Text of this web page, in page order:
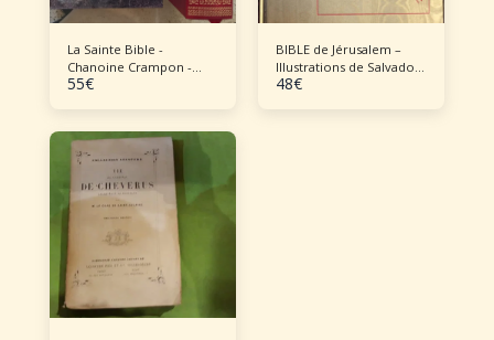
La Sainte Bible -
Chanoine Crampon -
1969
55€
BIBLE de Jérusalem –
Illustrations de Salvador
DALI
48€